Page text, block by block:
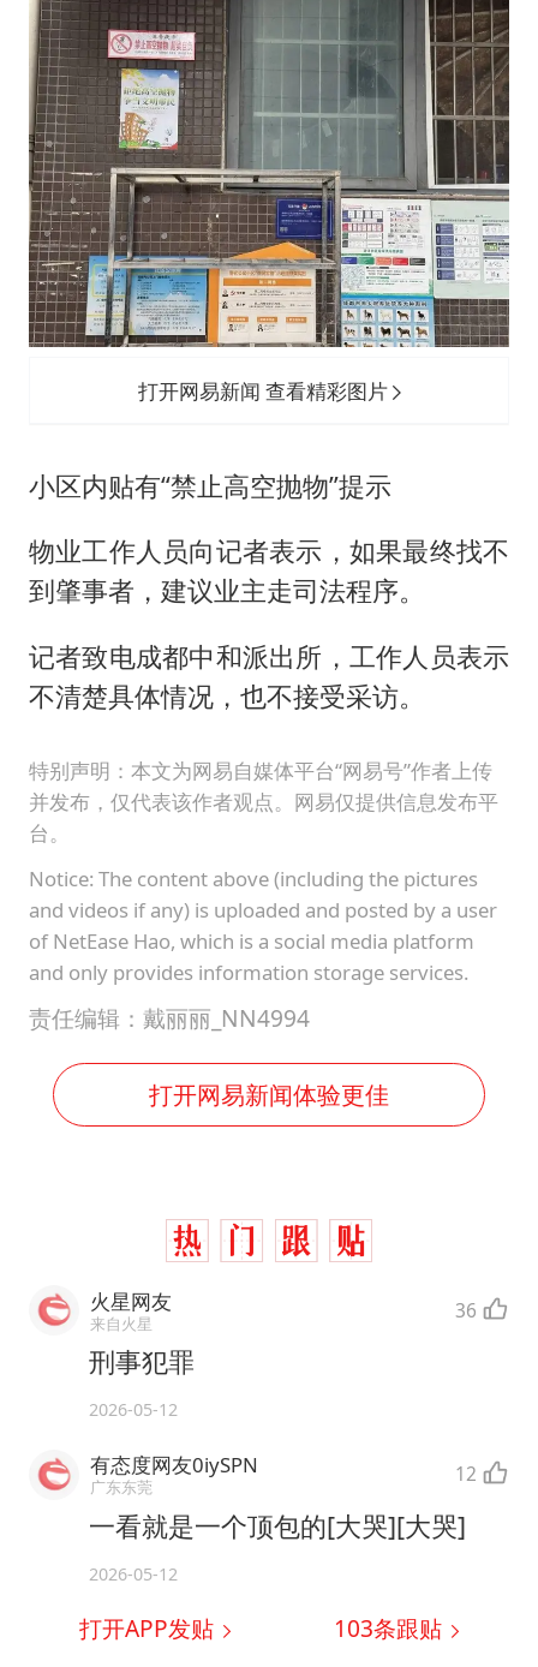
打开网易新闻 查看精彩图片
小区内贴有“禁止高空抛物”提示
物业工作人员向记者表示，如果最终找不
到肇事者，建议业主走司法程序。
记者致电成都中和派出所，工作人员表示
不清楚具体情况，也不接受采访。
特别声明：本文为网易自媒体平台“网易号”作者上传
并发布，仅代表该作者观点。网易仅提供信息发布平
台。
Notice: The content above (including the pictures
and videos if any) is uploaded and posted by a user
of NetEase Hao, which is a social media platform
and only provides information storage services.
责任编辑：戴丽丽_NN4994
打开网易新闻体验更佳
火星网友
来自火星 36
刑事犯罪
2026-05-12
有态度网友0iySPN
广东东莞 12
一看就是一个顶包的[大哭][大哭]
2026-05-12
打开APP发贴 103条跟贴